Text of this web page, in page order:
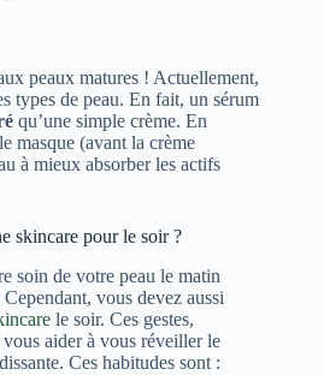
peaux matures ! Actuellement,
types de peau. En fait, un sérum
qu’une simple crème. En
masque (avant la crème
à mieux absorber les actifs
skincare pour le soir ?
soin de votre peau le matin
vous devez aussi
le soir. Ces gestes,
aider à vous réveiller le
Ces habitudes sont :